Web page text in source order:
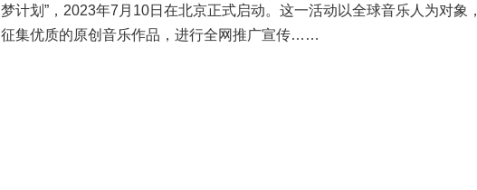
梦计划”，2023年7月10日在北京正式启动。这一活动以全球音乐人为对象，
征集优质的原创音乐作品，进行全网推广宣传……